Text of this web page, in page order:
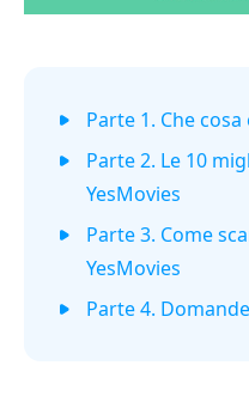
Parte 1. Che cosa
Parte 2. Le 10
YesMovies
Parte 3. Come
YesMovies
Parte 4.